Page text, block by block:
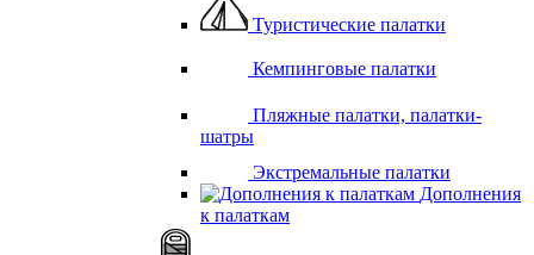
Туристические палатки
Кемпинговые палатки
Пляжные палатки, палатки-
шатры
Экстремальные палатки
Дополнения
к палаткам